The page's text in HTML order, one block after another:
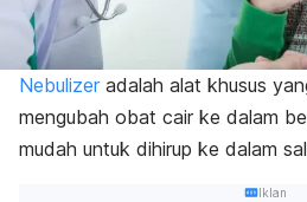
Nebulizer adalah alat khusus
mengubah obat cair ke dalam
mudah untuk dihirup ke dalam
Iklan